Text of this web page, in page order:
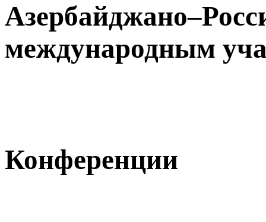
международным
Конференции